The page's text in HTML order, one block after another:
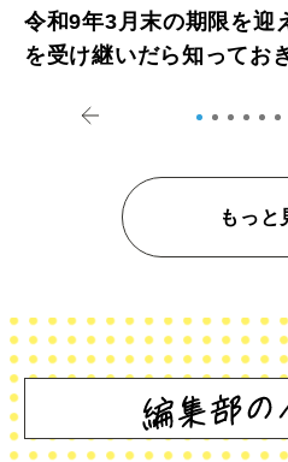
令和9年3月末の期限を迎
を受け継いだら知ってお
もっと